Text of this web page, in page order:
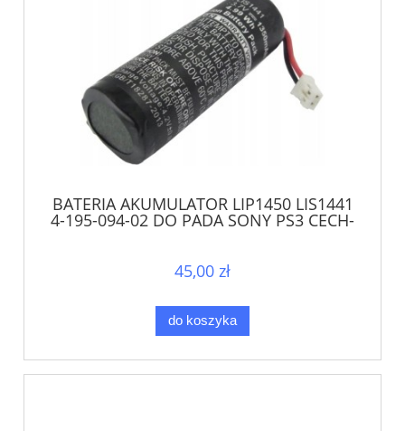
BATERIA AKUMULATOR LIP1450 LIS1441
4-195-094-02 DO PADA SONY PS3 CECH-
45,00 zł
do koszyka